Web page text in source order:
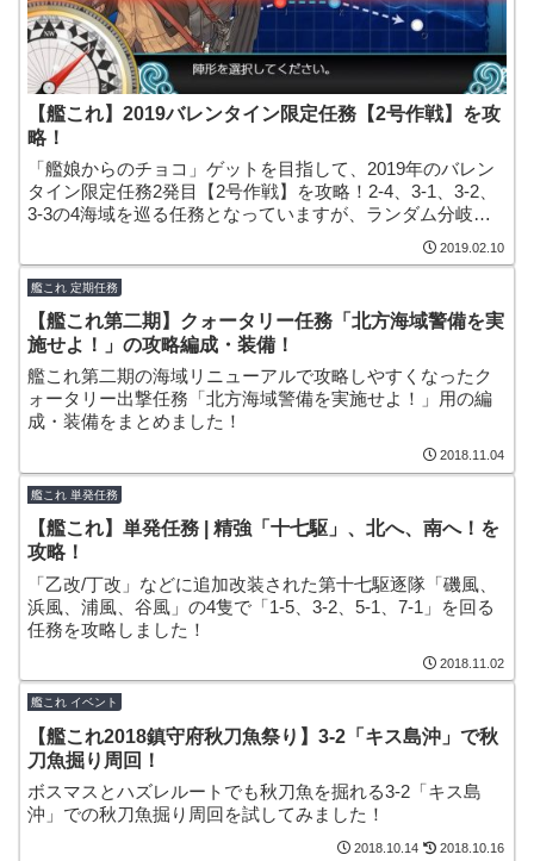
【艦これ】2019バレンタイン限定任務【2号作戦】を攻
略！
「艦娘からのチョコ」ゲットを目指して、2019年のバレン
タイン限定任務2発目【2号作戦】を攻略！2-4、3-1、3-2、
3-3の4海域を巡る任務となっていますが、ランダム分岐の
強い2-4以外は編成縛りも緩いため楽に攻略できそうでし
2019.02.10
艦これ 定期任務
【艦これ第二期】クォータリー任務「北方海域警備を実
施せよ！」の攻略編成・装備！
艦これ第二期の海域リニューアルで攻略しやすくなったク
ォータリー出撃任務「北方海域警備を実施せよ！」用の編
成・装備をまとめました！
2018.11.04
艦これ 単発任務
【艦これ】単発任務 | 精強「十七駆」、北へ、南へ！を
攻略！
「乙改/丁改」などに追加改装された第十七駆逐隊「磯風、
浜風、浦風、谷風」の4隻で「1-5、3-2、5-1、7-1」を回る
任務を攻略しました！
2018.11.02
艦これ イベント
【艦これ2018鎮守府秋刀魚祭り】3-2「キス島沖」で秋
刀魚掘り周回！
ボスマスとハズレルートでも秋刀魚を掘れる3-2「キス島
沖」での秋刀魚掘り周回を試してみました！
2018.10.14 2018.10.16